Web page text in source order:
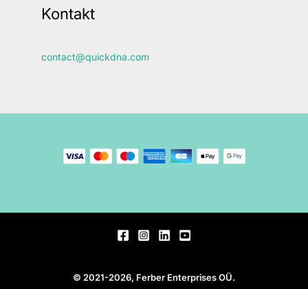
Kontakt
contact@quickdna.com
© 2021-2026, Ferber Enterprises OÜ.